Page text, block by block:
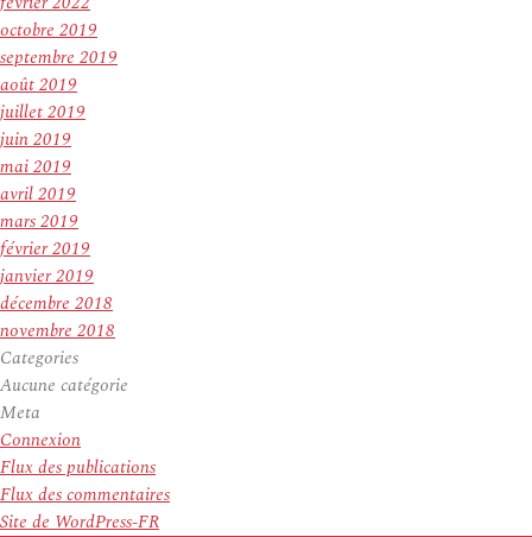
octobre 2019
septembre 2019
août 2019
juillet 2019
juin 2019
mai 2019
avril 2019
mars 2019
février 2019
janvier 2019
décembre 2018
novembre 2018
Categories
Aucune catégorie
Meta
Connexion
Flux des publications
Flux des commentaires
Site de WordPress-FR